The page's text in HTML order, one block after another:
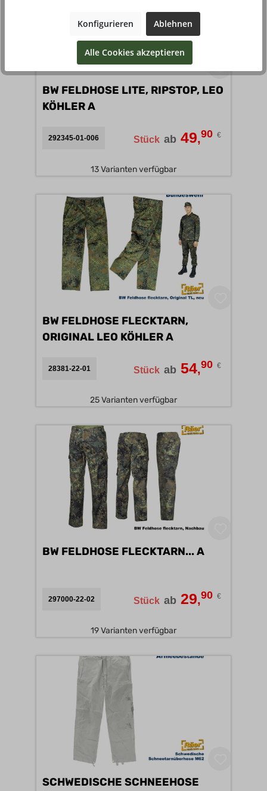
BW FELDHOSE LITE, RIPSTOP, LEO
KÖHLER A
292345-01-006 Stück ab 49,90 €
13 Varianten verfügbar
BW FELDHOSE FLECKTARN,
ORIGINAL LEO KÖHLER A
28381-22-01 Stück ab 54,90 €
25 Varianten verfügbar
BW FELDHOSE FLECKTARN... A
297000-22-02 Stück ab 29,90 €
19 Varianten verfügbar
SCHWEDISCHE SCHNEEHOSE
Konfigurieren Ablehnen
Alle Cookies akzeptieren